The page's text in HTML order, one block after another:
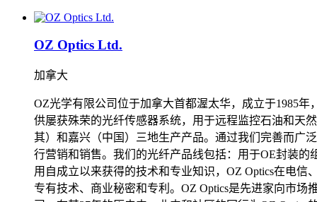
OZ Optics Ltd.
加拿大
OZ光学有限公司位于加拿大首都渥太华，成立于1985
供屡获殊荣的光纤传感器系统，用于远程监控石油和天
其）和嘉兴（中国）三地生产产品。通过我们完善而广
行营销和销售。我们的光纤产品线包括：用于OE封装
用自成立以来获得的技术和专业知识，OZ Optics在电
专有技术、商业秘密和专利。OZ Optics是先进家向市